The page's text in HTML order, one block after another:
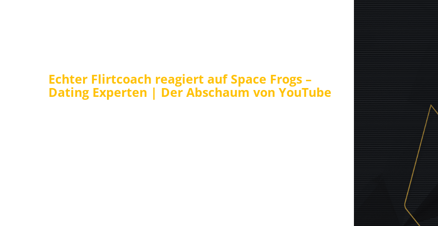
Echter Flirtcoach reagiert auf Space Frogs –
Dating Experten | Der Abschaum von YouTube